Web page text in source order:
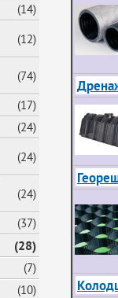
(14)
(12)
(74)
(17)
(24)
(24)
(24)
(37)
(28)
(7)
(10)